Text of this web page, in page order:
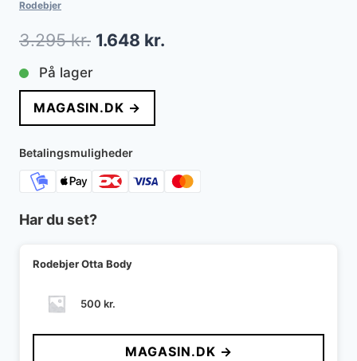
Rodebjer
3.295kr. Den
pris
var:
3.295 kr..
1.648 kr.
På lager
MAGASIN.DK →
Betalingsmuligheder
Har du set?
Rodebjer Otta Body
500 kr.
MAGASIN.DK →